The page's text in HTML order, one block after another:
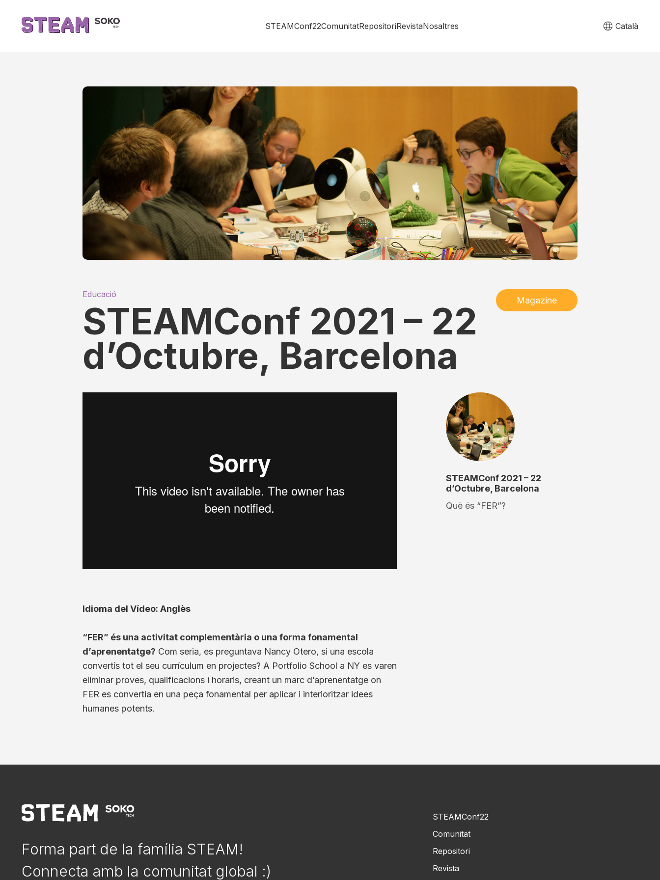
STEAMConf22ComunitatRepositoriRevistaNosaltres Català
Educació
STEAMConf 2021 – 22
d’Octubre, Barcelona
Magazine
Idioma del Vídeo: Anglès
“FER” és una activitat complementària o una forma fonamental
d’aprenentatge? Com seria, es preguntava Nancy Otero, si una escola
convertís tot el seu currículum en projectes? A Portfolio School a NY es varen
eliminar proves, qualificacions i horaris, creant un marc d’aprenentatge on
FER es convertia en una peça fonamental per aplicar i interioritzar idees
humanes potents.
STEAMConf 2021 – 22
d’Octubre, Barcelona
Què és “FER”?
Forma part de la família STEAM!
Connecta amb la comunitat global :)
STEAMConf22
Comunitat
Repositori
Revista